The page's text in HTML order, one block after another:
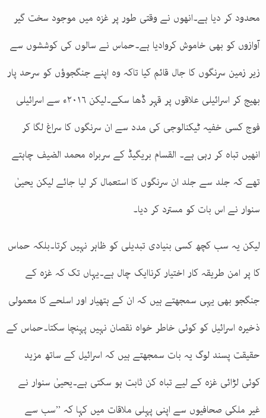
محدود کر دیا ہے۔انھوں نے وقتی طور پر غزہ میں موجود سخت گیر
آوازوں کو بھی خاموش کروادیا ہے۔حماس نے سالوں کی کوششوں سے
زیر زمین سرنگوں کا جال قائم کیا تاکہ وہ اپنے جنگجوؤں کو سرحد پار
بھیج کر اسرائیلی علاقوں پر قہر ڈھا سکے۔لیکن ۲۰۱۶ء سے اسرائیلی
فوج کسی خفیہ ٹیکنالوجی کی مدد سے ان سرنگوں کا سراغ لگا کر
انھیں تباہ کر رہی ہے۔ القسام بریگیڈ کے سربراہ محمد الضیف چاہتے
تھے کہ جلد سے جلد ان سرنگوں کا استعمال کر لیا جائے لیکن یحییٰ
سنوار نے اس بات کو مسترد کر دیا۔
لیکن یہ سب کچھ کسی بنیادی تبدیلی کو ظاہر نہیں کرتا۔بلکہ حماس
کا پر امن طریقہ کار اختیار کرناایک چال ہے۔یہاں تک کہ غزہ کے
جنگجو بھی یہی سمجھتے ہیں کہ ان کے ہتھیار اور اسلحے کا معمولی
ذخیرہ اسرائیل کو کوئی خاطر خواہ نقصان نہیں پہنچا سکتا۔حماس کے
حقیقت پسند لوگ یہ بات سمجھتے ہیں کہ اسرائیل کے ساتھ مزید
کوئی لڑائی غزہ کے لیے تباہ کن ثابت ہو سکتی ہے۔یحییٰ سنوار نے
غیر ملکی صحافیوں سے اپنی پہلی ملاقات میں کہا کہ ’’سب سے